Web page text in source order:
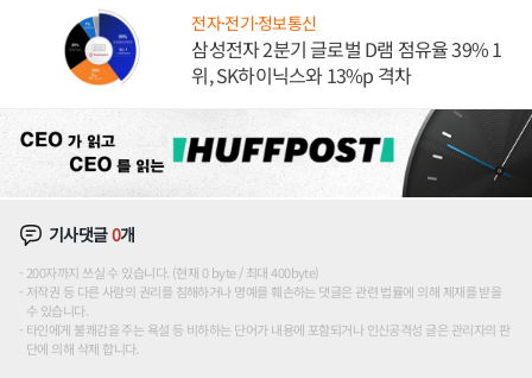
전자·전기·정보통신
삼성전자 2분기 글로벌 D램 점유율 39% 1
위, SK하이닉스와 13%p 격차
기사댓글0개
200자까지 쓰실 수 있습니다. (현재 0 byte / 최대 400byte)
저작권 등 다른 사람의 권리를 침해하거나 명예를 훼손하는 댓글은 관련 법률에 의해 제재를 받을
수 있습니다.
타인에게 불쾌감을 주는 욕설 등 비하하는 단어가 내용에 포함되거나 인신공격성 글은 관리자의 판
단에 의해 삭제 합니다.